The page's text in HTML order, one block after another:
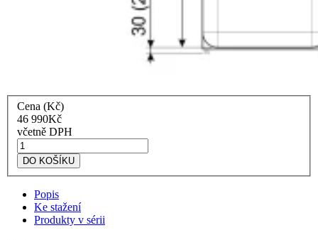
Cena (Kč)
46 990Kč
včetně DPH
Smeg
Chladnička
s
boxem
červená
FAB28LRD5
DO KOŠÍKU
Popis
Ke stažení
Produkty v sérii